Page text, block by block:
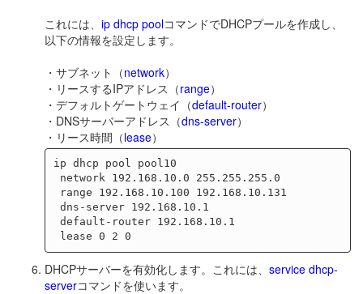
これには、 ip dhcp poolコマンドでDHCPプールを作成し、
以下の情報を設定します。
・サブネット（network）
・リースするIPアドレス（range）
・デフォルトゲートウェイ（default-router）
・DNSサーバーアドレス（dns-server）
・リース時間（lease）
ip dhcp pool pool10
DHCPサーバーを有効化します。これには、 service dhcp-
serverコマンドを使います。